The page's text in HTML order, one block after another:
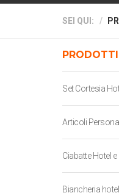
SEI QUI:
PRODOTTI
Set Cortesia
Articoli
Ciabatte Hotel e
Biancheria